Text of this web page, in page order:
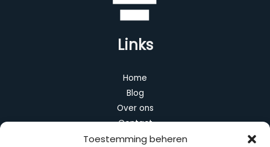
Toestemming beheren
Links
Home
Blog
Over ons
Contact